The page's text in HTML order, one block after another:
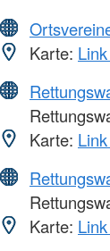
Karte:
Karte:
Karte: